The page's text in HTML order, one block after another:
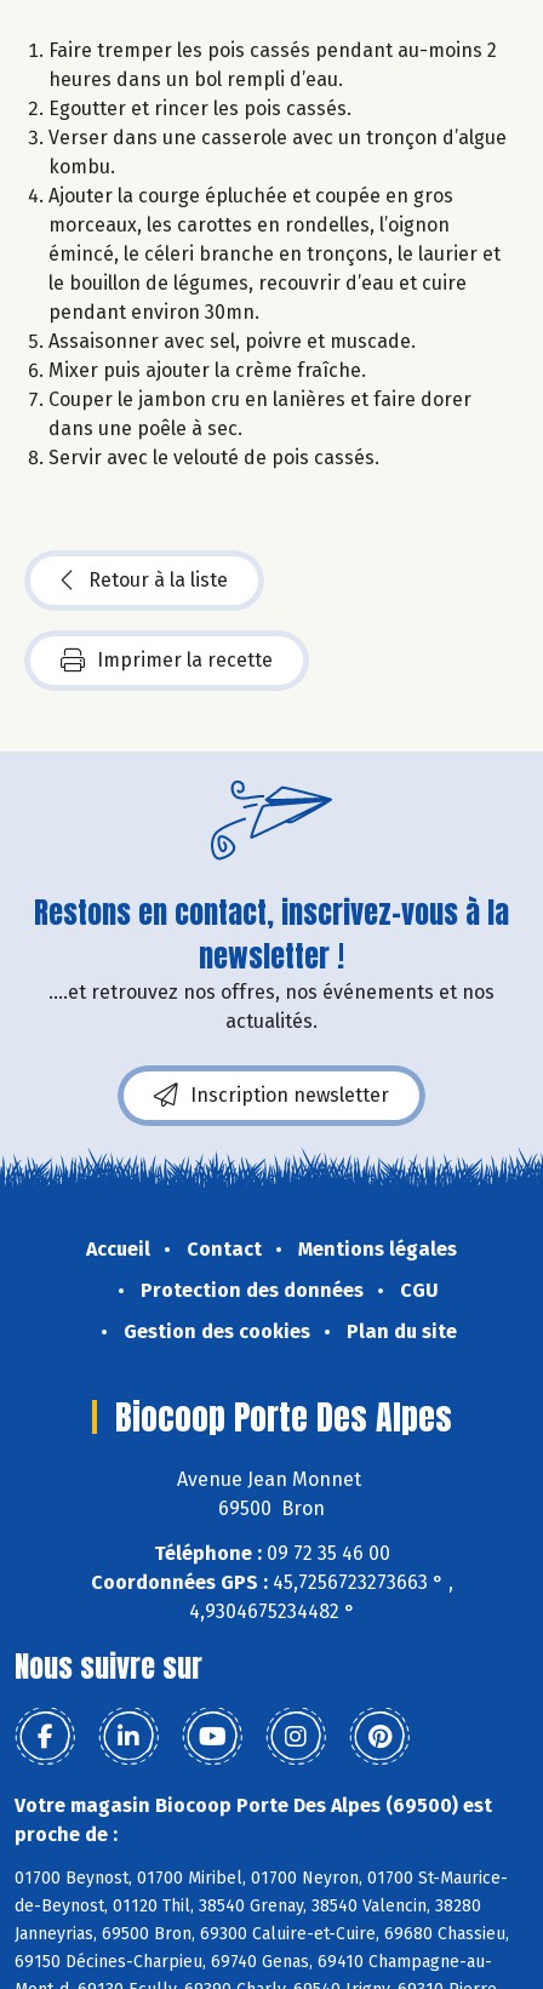
Faire tremper les pois cassés pendant au-moins 2
heures dans un bol rempli d’eau.
Egoutter et rincer les pois cassés.
Verser dans une casserole avec un tronçon d’algue
kombu.
Ajouter la courge épluchée et coupée en gros
morceaux, les carottes en rondelles, l’oignon
émincé, le céleri branche en tronçons, le laurier et
le bouillon de légumes, recouvrir d’eau et cuire
pendant environ 30mn.
Assaisonner avec sel, poivre et muscade.
Mixer puis ajouter la crème fraîche.
Couper le jambon cru en lanières et faire dorer
dans une poêle à sec.
Servir avec le velouté de pois cassés.
Retour à la liste
Imprimer la recette
Restons en contact, inscrivez-vous à la
newsletter !
....et retrouvez nos offres, nos événements et nos
actualités.
Inscription newsletter
Accueil Contact
Mentions légales
Protection des données
CGU
Gestion des cookies
Plan du site
Biocoop Porte Des Alpes
Avenue Jean Monnet
69500 Bron
Téléphone :09 72 35 46 00
Coordonnées GPS :45,7256723273663 ° ,
4,9304675234482 °
Nous suivre sur
Votre magasin Biocoop Porte Des Alpes (69500) est
proche de :
01700 Beynost, 01700 Miribel, 01700 Neyron, 01700 St-Maurice-
de-Beynost, 01120 Thil, 38540 Grenay, 38540 Valencin, 38280
Janneyrias, 69500 Bron, 69300 Caluire-et-Cuire, 69680 Chassieu,
69150 Décines-Charpieu, 69740 Genas, 69410 Champagne-au-